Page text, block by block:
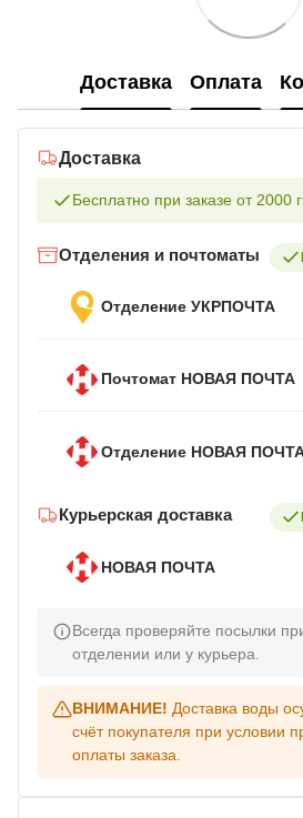
Доставка Оплата
Доставка
Бесплатно при заказе от 2000
Отделения и почтоматы
Отделение УКРПОЧТА
Почтомат НОВАЯ ПОЧТА
Отделение НОВАЯ
Курьерская доставка
НОВАЯ ПОЧТА
Всегда проверяйте посылки
отделении или у курьера.
ВНИМАНИЕ! Доставка воды
счёт покупателя при условии
оплаты заказа.